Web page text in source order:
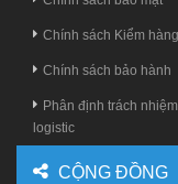
Chính sách Kiểm
Chính sách bảo hành
Phân định trách
logistic
CỘNG ĐỒNG